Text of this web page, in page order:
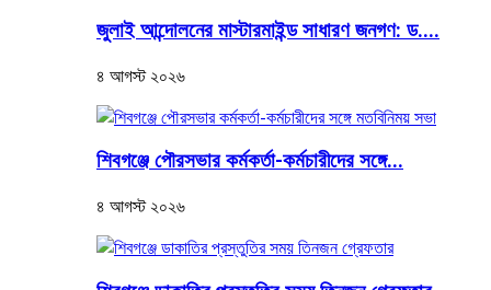
জুলাই আন্দোলনের মাস্টারমাইন্ড সাধারণ জনগণ: ড....
৪ আগস্ট ২০২৬
শিবগঞ্জে পৌরসভার কর্মকর্তা-কর্মচারীদের সঙ্গে...
৪ আগস্ট ২০২৬